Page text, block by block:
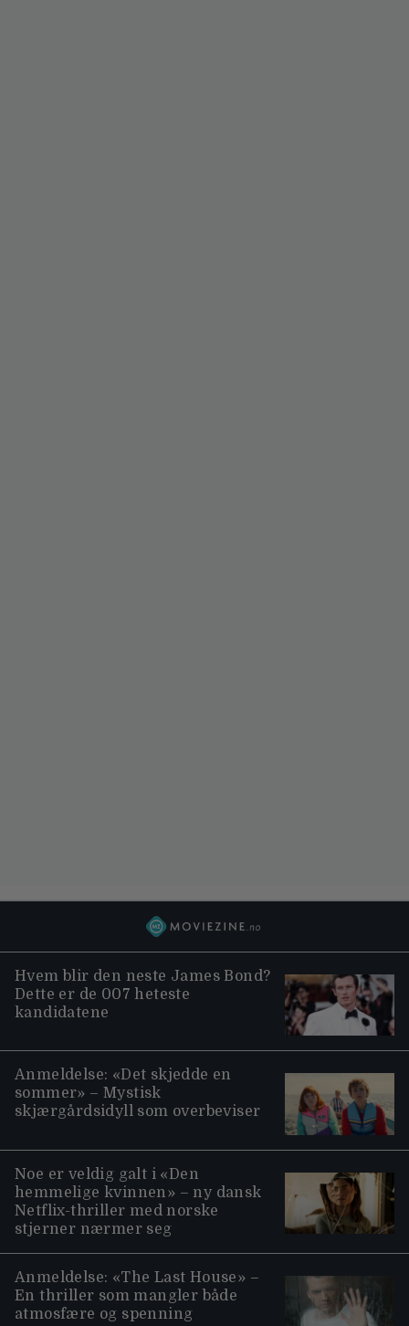
Hvem blir den neste James Bond?
Dette er de 007 heteste
kandidatene
Anmeldelse: «Det skjedde en
sommer» – Mystisk
skjærgårdsidyll som overbeviser
Noe er veldig galt i «Den
hemmelige kvinnen» – ny dansk
Netflix-thriller med norske
stjerner nærmer seg
Anmeldelse: «The Last House» –
En thriller som mangler både
atmosfære og spenning